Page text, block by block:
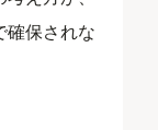
確保されな